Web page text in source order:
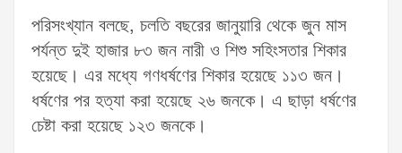
পরিসংখ্যান বলছে, চলতি বছরের জানুয়ারি থেকে জুন মাস
পর্যন্ত দুই হাজার ৮৩ জন নারী ও শিশু সহিংসতার শিকার
হয়েছে। এর মধ্যে গণধর্ষণের শিকার হয়েছে ১১৩ জন।
ধর্ষণের পর হত্যা করা হয়েছে ২৬ জনকে। এ ছাড়া ধর্ষণের
চেষ্টা করা হয়েছে ১২৩ জনকে।